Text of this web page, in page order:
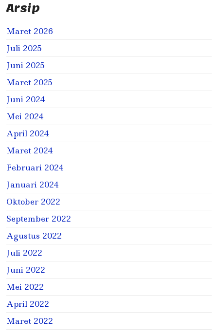
Arsip
Maret 2026
Juli 2025
Juni 2025
Maret 2025
Juni 2024
Mei 2024
April 2024
Maret 2024
Februari 2024
Januari 2024
Oktober 2022
September 2022
Agustus 2022
Juli 2022
Juni 2022
Mei 2022
April 2022
Maret 2022